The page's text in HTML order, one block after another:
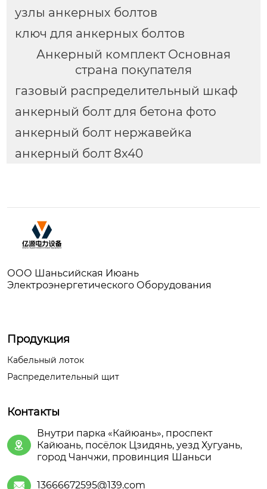
узлы анкерных болтов
ключ для анкерных болтов
Анкерный комплект Основная
страна покупателя
газовый распределительный шкаф
анкерный болт для бетона фото
анкерный болт нержавейка
анкерный болт 8x40
ООО Шаньсийская Июань
Электроэнергетического Оборудования
Продукция
Кабельный лоток
Распределительный щит
Контакты

Внутри парка «Кайюань», проспект
Кайюань, посёлок Цзидянь, уезд Хугуань,
город Чанчжи, провинция Шаньси
 13666672595@139.com